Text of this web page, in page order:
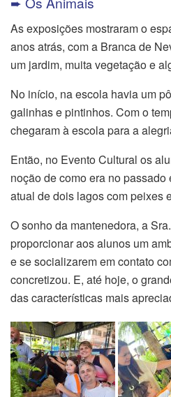
As exposições mostraram o
anos atrás, com a Branca de
um jardim, muita vegetação e
No início, na escola havia um
galinhas e pintinhos. Com o
chegaram à escola para a
Então, no Evento Cultural os
noção de como era no
atual de dois lagos com peixes
O sonho da mantenedora, a
proporcionar aos alunos um
e se socializarem em contato
concretizou. E, até hoje, o
das características mais